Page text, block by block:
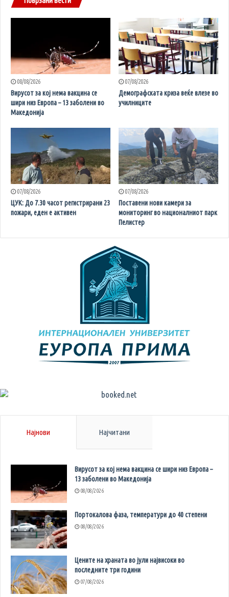
08/08/2026
Вирусот за кој нема вакцина се
шири низ Европа – 13 заболени во
Македонија
07/08/2026
Демографската криза веќе влезе во
училниците
07/08/2026
ЦУК: До 7.30 часот регистрирани 23
пожари, еден е активен
07/08/2026
Поставени нови камери за
мониторинг во националниот парк
Пелистер
Најнови Најчитани
Вирусот за кој нема вакцина се шири низ Европа –
13 заболени во Македонија
08/08/2026
Портокалова фаза, температури до 40 степени
08/08/2026
Цените на храната во јули највисоки во
последните три години
07/08/2026